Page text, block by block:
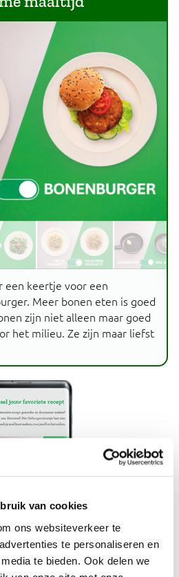
van cookies
ons websiteverkeer te
te personaliseren en
te bieden. Ook delen we
een keertje voor een
Meer bonen eten is goed
zijn niet alleen maar goed
het milieu. Ze zijn maar liefst